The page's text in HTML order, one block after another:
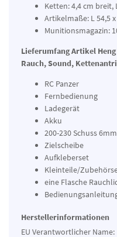
Ketten: 4,4 cm
Artikelmaße: L 54,5 x
Munitionsmagazin:
Lieferumfang Artikel Heng
Rauch, Sound,
RC Panzer
Fernbedienung
Ladegerät
Akku
200-230 Schuss
Zielscheibe
Aufkleberset
Kleinteile/
eine Flasche
Herstellerinformationen
EU Verantwortlicher Name: